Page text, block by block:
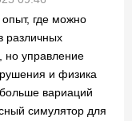
где можно
различных
но управление
и физика
вариаций
симулятор для